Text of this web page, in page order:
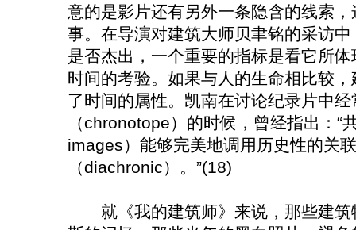
意的是影片还有另外一条隐含的线索
事。在导演对建筑大师贝聿铭的采访
是否杰出，一个重要的指标是看它所
时间的考验。如果与人的生命相比较
了时间的属性。凯南在讨论纪录片中
（chronotope）的时候，曾经指出：
images）能够完美地调用历史性的关
（diachronic）。”(18)
就《我的建筑师》来说，那些建筑